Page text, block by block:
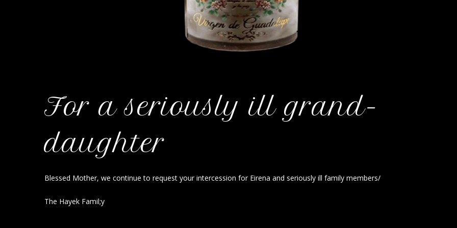
For a seriously ill grand-
daughter
Blessed Mother, we continue to request your intercession for Eirena and seriously ill family members/
The Hayek Famil;y